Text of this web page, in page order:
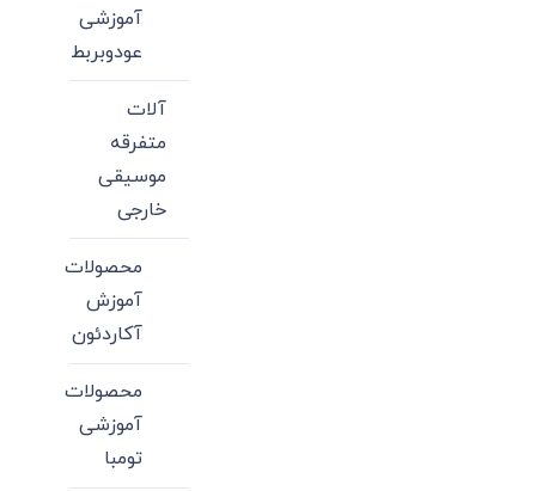
آموزشی
عودوبربط
آلات
متفرقه
موسیقی
خارجی
محصولات
آموزش
آکاردئون
محصولات
آموزشی
تومبا